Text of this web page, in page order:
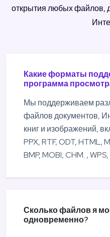
открытия любых файлов,
Какие форматы
программа
Мы поддерживаем
файлов документов,
книг и изображений,
PPX, RTF, ODT, HTML,
BMP, MOBI, CHM. ,
Сколько файлов я
одновременно?